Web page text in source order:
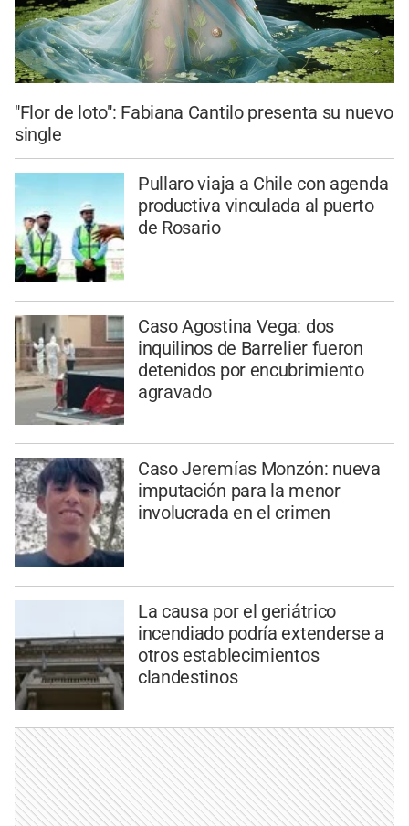
"Flor de loto": Fabiana Cantilo presenta su nuevo
single
Pullaro viaja a Chile con agenda
productiva vinculada al puerto
de Rosario
Caso Agostina Vega: dos
inquilinos de Barrelier fueron
detenidos por encubrimiento
agravado
Caso Jeremías Monzón: nueva
imputación para la menor
involucrada en el crimen
La causa por el geriátrico
incendiado podría extenderse a
otros establecimientos
clandestinos